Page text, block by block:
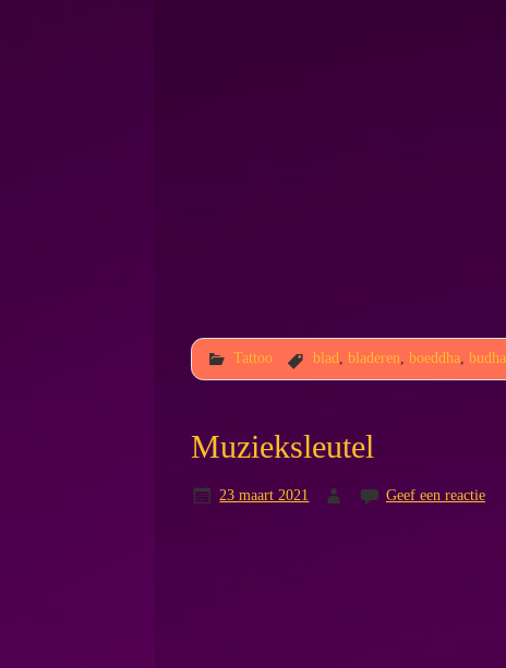
Tattoo blad ,bladeren ,boeddha ,budha
Muzieksleutel
23 maart 2021 Geef een reactie